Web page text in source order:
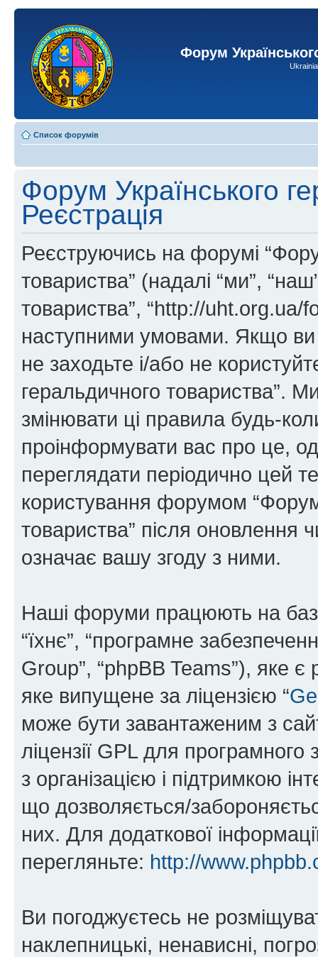
Форум
Список форумів
Форум Українського
Реєстрація
Реєструючись на форумі
товариства” (надалі “ми”,
товариства”, “http://uht.org.ua/
наступними умовами. Якщо ви
не заходьте і/або не
геральдичного товариства”.
змінювати ці правила будь-
проінформувати вас про це,
переглядати періодично цей
користування форумом
товариства” після оновлення
означає вашу згоду з ними.
Наші форуми працюють на
“їхнє”, “програмне
Group”, “phpBB Teams”), яке
яке випущене за ліцензією “
може бути завантаженим з
ліцензії GPL для
з організацією і підтримкою
що дозволяється/
них. Для додаткової
перегляньте: http://
Ви погоджуєтесь не
наклепницькі, ненависні,